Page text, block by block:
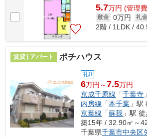
5.7万円 (管理
敷金 0万円 礼
2階 / 1LDK /
賃貸 | アパート ポチハウス
礼0
6万円～7.5万円
京成千原線 「千葉寺
内房線 「本千葉 」駅
京葉線 「蘇我 」駅
築15年 / 32.90㎡～
千葉県千葉市中央区